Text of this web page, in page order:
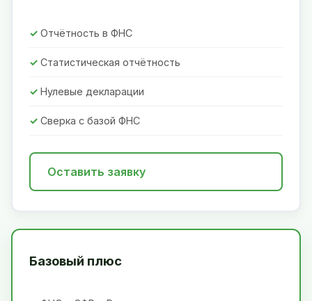
Отчётность в ФНС
Статистическая отчётность
Нулевые декларации
Сверка с базой ФНС
Оставить заявку
Базовый плюс